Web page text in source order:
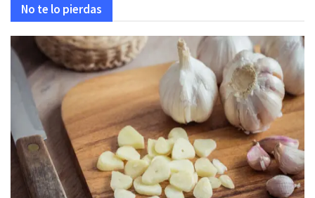
No te lo pierdas